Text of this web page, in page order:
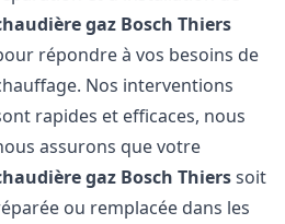
gaz Bosch Thiers
répondre à vos besoins de
Nos interventions
rapides et efficaces, nous
assurons que votre
gaz Bosch Thierssoit
ou remplacée dans les